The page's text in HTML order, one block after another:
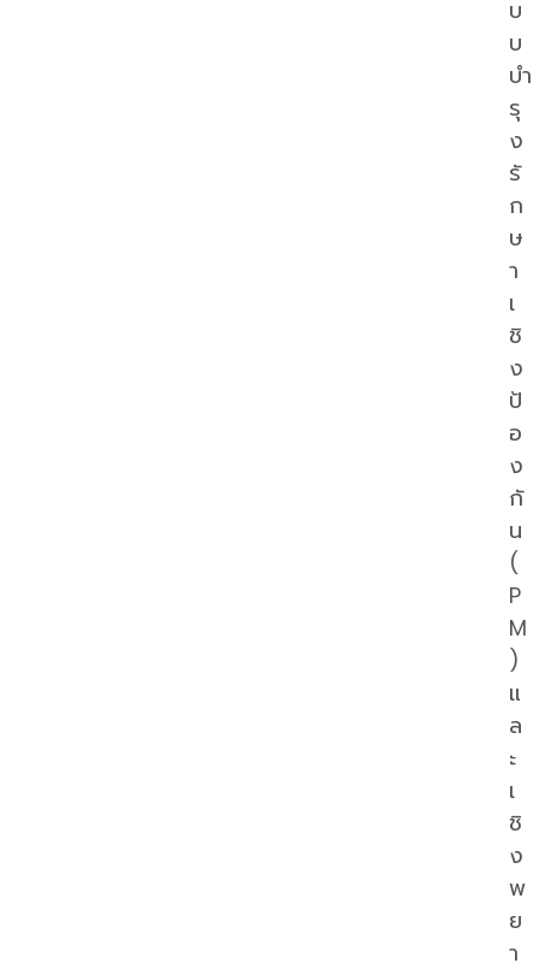
บ
บ
บำ
รุ
ง
รั
ก
ษ
า
เ
ชิ
ง
ป้
อ
ง
กั
น
(
P
M
)
แ
ล
ะ
เ
ชิ
ง
พ
ย
า